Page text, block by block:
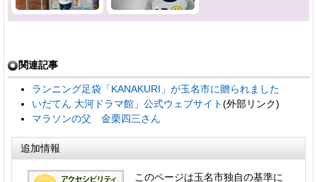
関連記事
ランニング足袋「KANAKURI」が玉名市に贈られました
いだてん 大河ドラマ館」公式ウェブサイト(外部リンク)
マラソンの父 金栗四三さん
追加情報
このページは玉名市独自の基準に